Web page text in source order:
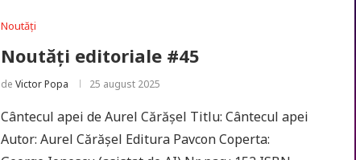
Noutăți
Noutăți editoriale #45
de Victor Popa 25 august 2025
Cântecul apei de Aurel Cărășel Titlu: Cântecul apei
Autor: Aurel Cărășel Editura Pavcon Coperta: